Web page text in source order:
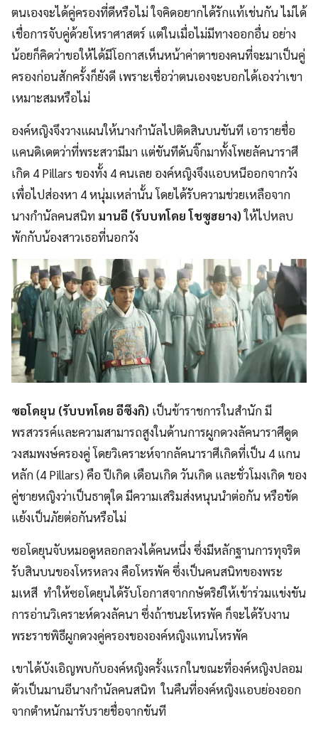
ตนเองจะได้คู่ครองที่ดีหรือไม่ ใจคิดอยากได้รักแท้เช่นกัน ไม่ได้
เชื่อการจับคู่ด้วยโหราศาสตร์ แต่ในเมื่อไม่มีทางออกอื่น อย่าง
น้อยก็คิดว่าขอให้ได้มีโอกาสเห็นหน้าค่าตาของคนที่จะมาเป็นคู่
ครองก่อนสักครั้งก็ยังดี เพราะเชื่อว่าตนเองจะบอกได้เองว่าเขา
เหมาะสมหรือไม่
องค์หญิงจึงวางแผนให้นางกำนัลไปติดสินบนขันที เอารายชื่อ
แคนดิเดตว่าที่พระสวามีมา แต่ขันทีดันจิ๊กมาทั้งโพยลัคนาราศี
เกิด 4 Pillars ของทั้ง 4 คนเลย องค์หญิงจึงแอบหนีออกจากวัง
เพื่อไปส่องหา 4 หนุ่มเหล่านั้น โดยได้รับความช่วยเหลือจาก
นางกำนัลคนสนิท มานอี (รับบทโดย โชซูฮยาง)ให้ไปหลบ
พักกับน้องสาวเธอที่นอกวัง
ซอโดยุน (รับบทโดย อีซึงกิ) เป็นข้าราชการในสำนัก มี
พรสวรรค์และความสามารถสูงในด้านการผูกดวงลัคนาราศีดูด
วงสมพงษ์ครองคู่ โดยวิเคราะห์จากลัคนาราศีเกิดที่เป็น 4 แกน
หลัก (4 Pillars) คือ ปีเกิด เดือนเกิด วันเกิด และชั่วโมงเกิด ของ
คู่ชายหญิงว่าเป็นธาตุใด มีความเสริมส่งหนุนนำต่อกัน หรือขัด
แย้งเป็นภัยต่อกันหรือไม่
ซอโดยุนจับหมอดูหลอกลวงได้คนหนึ่ง ซึ่งมีหลักฐานการทุจริต
รับสินบนของโหรหลวง คือโหรพัค ซึ่งเป็นคนสนิทของพระ
มเหสี ทำให้ซอโดยุนได้รับโอกาสจากกษัตริย์ให้เข้าร่วมแข่งขัน
การอ่านวิเคราะห์ดวงลัคนา ซึ่งถ้าชนะโหรพัค ก็จะได้รับงาน
พระราชพิธีผูกดวงคู่ครองขององค์หญิงแทนโหรพัค
เขาได้บังเอิญพบกับองค์หญิงครั้งแรกในขณะที่องค์หญิงปลอม
ตัวเป็นมานอีนางกำนัลคนสนิท ในคืนที่องค์หญิงแอบย่องออก
จากตำหนักมารับรายชื่อจากขันที